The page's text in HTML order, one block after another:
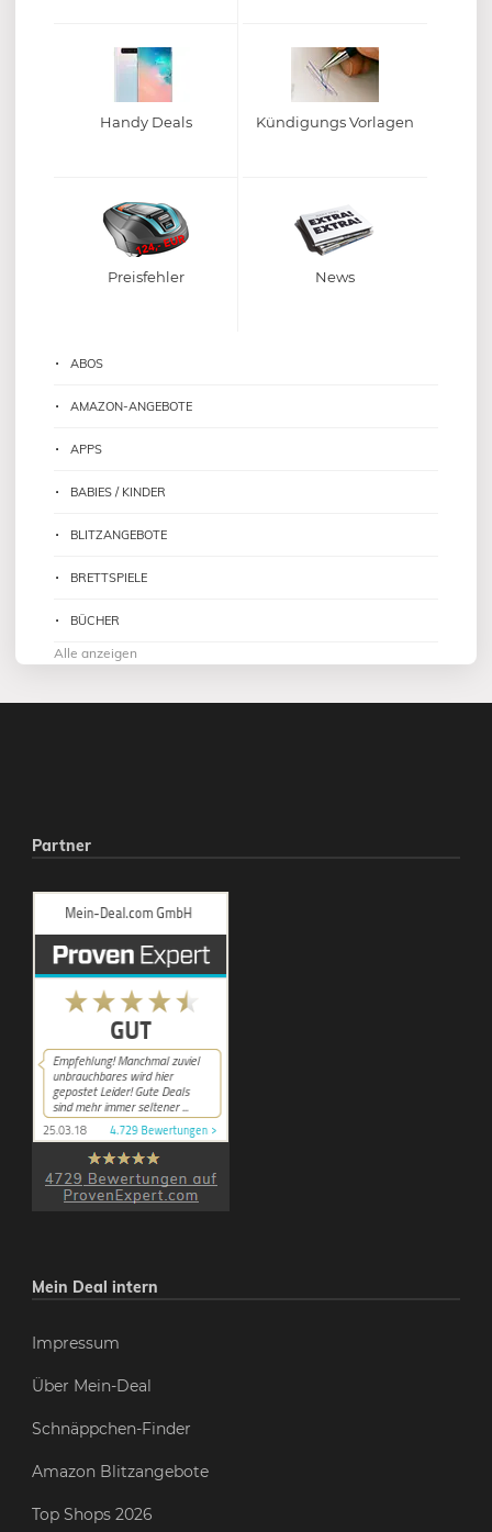
Handy Deals Kündigungs Vorlagen
Preisfehler News
ABOS
AMAZON-ANGEBOTE
APPS
BABIES / KINDER
BLITZANGEBOTE
BRETTSPIELE
BÜCHER
Alle anzeigen
Partner
Mein Deal intern
Impressum
Über Mein-Deal
Schnäppchen-Finder
Amazon Blitzangebote
Top Shops 2026